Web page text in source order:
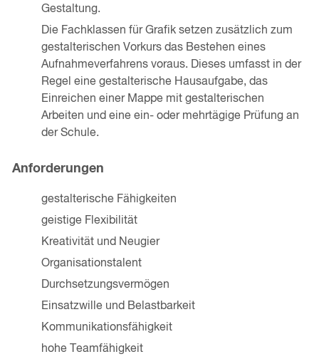
Gestaltung.
Die Fachklassen für Grafik setzen zusätzlich zum
gestalterischen Vorkurs das Bestehen eines
Aufnahmeverfahrens voraus. Dieses umfasst in der
Regel eine gestalterische Hausaufgabe, das
Einreichen einer Mappe mit gestalterischen
Arbeiten und eine ein- oder mehrtägige Prüfung an
der Schule.
Anforderungen
gestalterische Fähigkeiten
geistige Flexibilität
Kreativität und Neugier
Organisationstalent
Durchsetzungsvermögen
Einsatzwille und Belastbarkeit
Kommunikationsfähigkeit
hohe Teamfähigkeit